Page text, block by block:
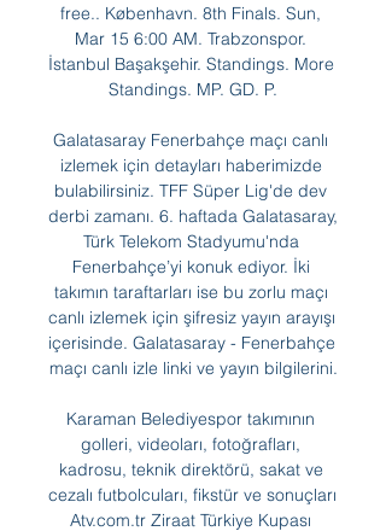
free.. København. 8th Finals. Sun,
Mar 15 6:00 AM. Trabzonspor.
İstanbul Başakşehir. Standings. More
Standings. MP. GD. P.
Galatasaray Fenerbahçe maçı canlı
izlemek için detayları haberimizde
bulabilirsiniz. TFF Süper Lig'de dev
derbi zamanı. 6. haftada Galatasaray,
Türk Telekom Stadyumu'nda
Fenerbahçe’yi konuk ediyor. İki
takımın taraftarları ise bu zorlu maçı
canlı izlemek için şifresiz yayın arayışı
içerisinde. Galatasaray - Fenerbahçe
maçı canlı izle linki ve yayın bilgilerini.
Karaman Belediyespor takımının
golleri, videoları, fotoğrafları,
kadrosu, teknik direktörü, sakat ve
cezalı futbolcuları, fikstür ve sonuçları
Atv.com.tr Ziraat Türkiye Kupası